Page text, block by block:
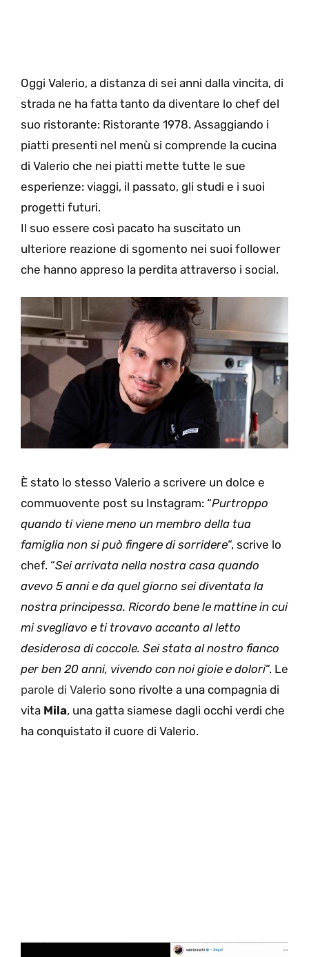
Oggi Valerio, a distanza di sei anni dalla vincita, di
strada ne ha fatta tanto da diventare lo chef del
suo ristorante: Ristorante 1978. Assaggiando i
piatti presenti nel menù si comprende la cucina
di Valerio che nei piatti mette tutte le sue
esperienze: viaggi, il passato, gli studi e i suoi
progetti futuri.
Il suo essere così pacato ha suscitato un
ulteriore reazione di sgomento nei suoi follower
che hanno appreso la perdita attraverso i social.
È stato lo stesso Valerio a scrivere un dolce e
commuovente post su Instagram: “Purtroppo
quando ti viene meno un membro della tua
famiglia non si può fingere di sorridere“, scrive lo
chef. “Sei arrivata nella nostra casa quando
avevo 5 anni e da quel giorno sei diventata la
nostra principessa. Ricordo bene le mattine in cui
mi svegliavo e ti trovavo accanto al letto
desiderosa di coccole. Sei stata al nostro fianco
per ben 20 anni, vivendo con noi gioie e dolori“. Le
parole di Valerio sono rivolte a una compagnia di
vita Mila, una gatta siamese dagli occhi verdi che
ha conquistato il cuore di Valerio.